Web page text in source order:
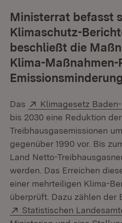
Ministerrat befasst
Klimaschutz-
beschließt die
Klima-Maßnahmen-
Emissionsminderung
Das Extern:
Klimagesetz
bis 2030 eine Reduktion der
Treibhausgasemissionen
gegenüber 1990 vor. Bis
Land Netto-
werden. Das Erreichen
einer mehrteiligen Klima-
überprüft. Dazu zählen der
Extern:
Statistischen